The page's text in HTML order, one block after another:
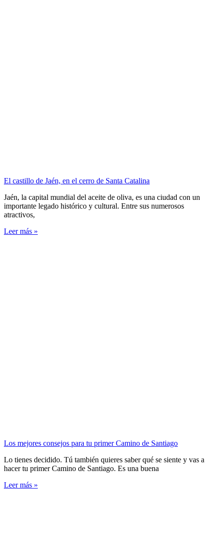
El castillo de Jaén, en el cerro de Santa Catalina
Jaén, la capital mundial del aceite de oliva, es una ciudad con un
importante legado histórico y cultural. Entre sus numerosos
atractivos,
Leer más »
Los mejores consejos para tu primer Camino de Santiago
Lo tienes decidido. Tú también quieres saber qué se siente y vas a
hacer tu primer Camino de Santiago. Es una buena
Leer más »